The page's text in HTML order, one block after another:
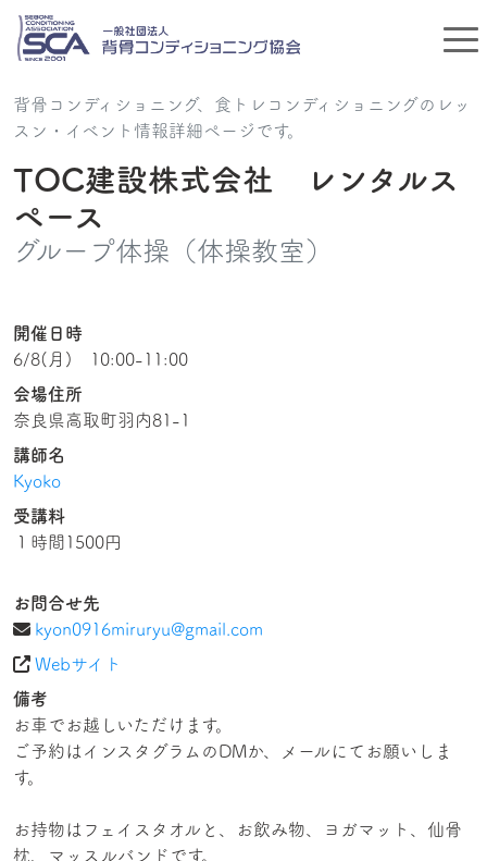
背骨コンディショニング、食トレコンディショニングのレッ
スン・イベント情報詳細ページです。
TOC建設株式会社 レンタルス
ペース
グループ体操（体操教室）
開催日時
6/8(月) 10:00-11:00
会場住所
奈良県高取町羽内81-1
講師名
Kyoko
受講料
１時間1500円
お問合せ先
kyon0916miruryu@gmail.com
Webサイト
備考
お車でお越しいただけます。
ご予約はインスタグラムのDMか、メールにてお願いしま
す。
お持物はフェイスタオルと、お飲み物、ヨガマット、仙骨
枕、マッスルバンドです。